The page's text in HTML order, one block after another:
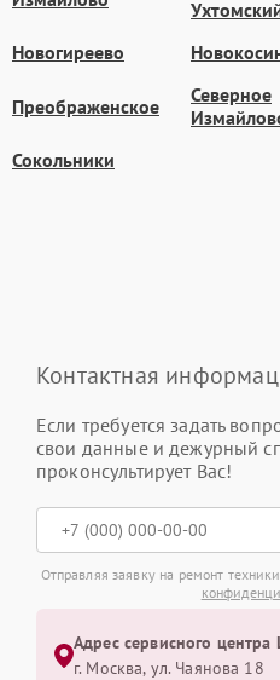
Новогиреево
Преображенское
Северное
Сокольники
Контактная
Если требуется задать
свои данные и дежурный
проконсультирует Вас!
Отправляя заявку на ремонт
Адрес сервисного центра
г. Москва, ул. Чаянова 18